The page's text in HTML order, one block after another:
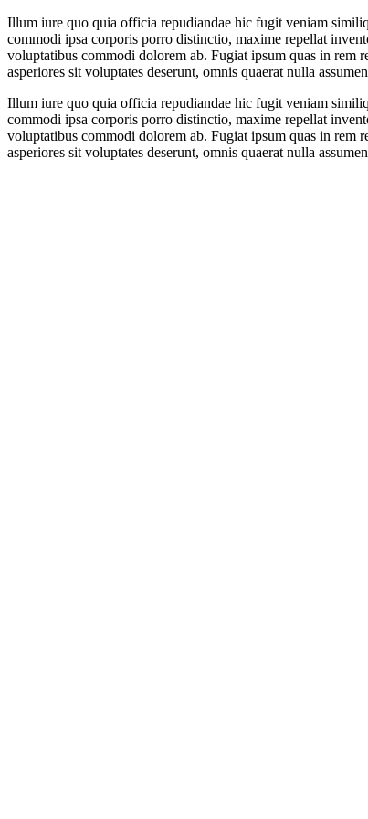
Illum iure quo quia officia repudiandae hic fugit veniam
commodi ipsa corporis porro distinctio, maxime repellat
voluptatibus commodi dolorem ab. Fugiat ipsum quas in rem
asperiores sit voluptates deserunt, omnis quaerat nulla
Illum iure quo quia officia repudiandae hic fugit veniam
commodi ipsa corporis porro distinctio, maxime repellat
voluptatibus commodi dolorem ab. Fugiat ipsum quas in rem
asperiores sit voluptates deserunt, omnis quaerat nulla